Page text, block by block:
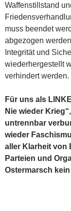
Waffenstillstand
muss beendet
abgezogen
Integrität und
wiederhergestellt
verhindert werden.
Für uns als
Nie wieder
untrennbar
wieder
aller Klarheit von
Parteien und
Ostermarsch kein